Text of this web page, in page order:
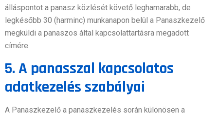
álláspontot a panasz közlését követő leghamarabb, de
legkésőbb 30 (harminc) munkanapon belül a Panaszkezelő
megküldi a panaszos által kapcsolattartásra megadott
címére.
5. A panasszal kapcsolatos
adatkezelés szabályai
A Panaszkezelő a panaszkezelés során különösen a